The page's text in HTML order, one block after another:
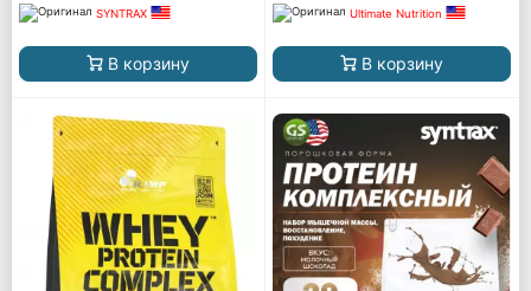
SYNTRAX
В корзину
Ultimate Nutrition
В корзину